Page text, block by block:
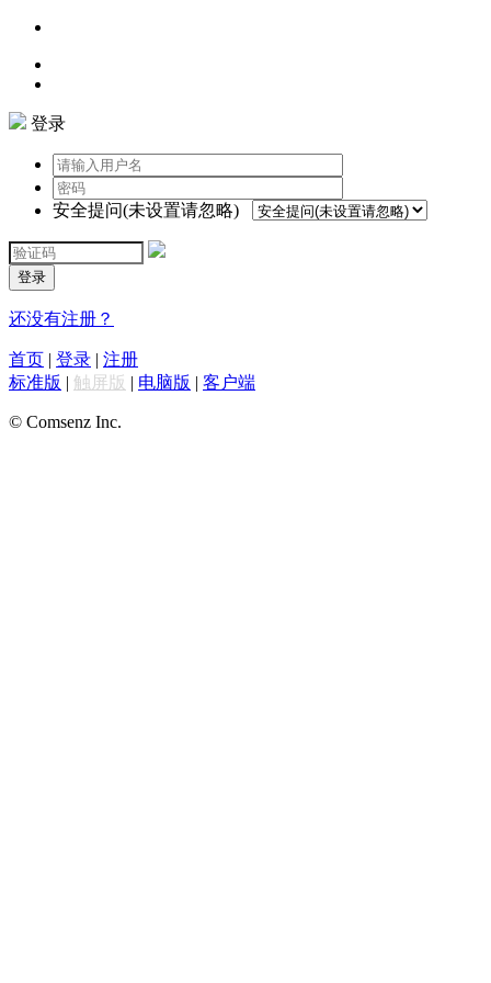
登录
安全提问(未设置请忽略)
登录
还没有注册？
首页 | 登录 | 注册
标准版 | 触屏版 | 电脑版 | 客户端
© Comsenz Inc.